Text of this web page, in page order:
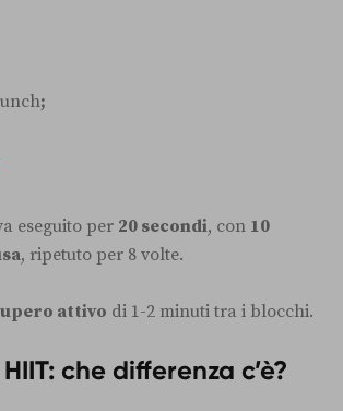
;
eseguito per 20 secondi, con 10
, ripetuto per 8 volte.
attivo di 1-2 minuti tra i blocchi.
che differenza c’è?